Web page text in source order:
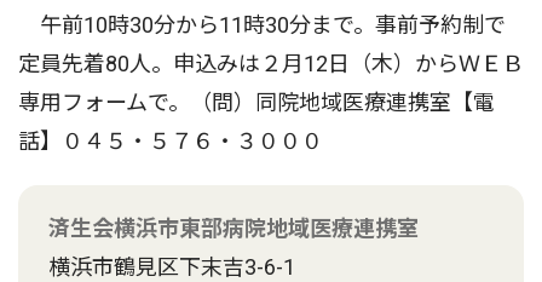
午前10時30分から11時30分まで。事前予約制で
定員先着80人。申込みは２月12日（木）からＷＥＢ
専用フォームで。（問）同院地域医療連携室【電
話】０４５・５７６・３０００
済生会横浜市東部病院地域医療連携室
横浜市鶴見区下末吉3-6-1